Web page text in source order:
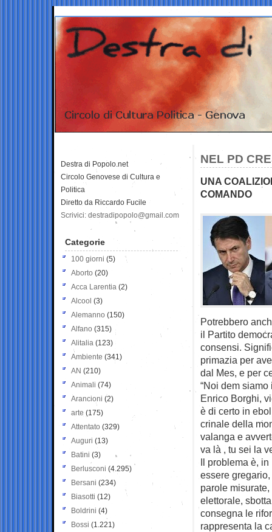
NEL PD
UNA
COMANDO
Potrebbero
il Partito
consensi.
primazia per
dal Mes, e per
“Noi dem
Enrico Borghi,
è di certo in
crinale della
valanga e
va là , tu sei la
Il problema è,
essere
parole
elettorale,
consegna le
rappresenta la
Destra di Popolo.net
Circolo Genovese di Cultura e
Politica
Diretto da Riccardo Fucile
Scrivici: destradipopolo@gmail.com
Categorie
100 giorni (5)
Aborto (20)
Acca Larentia (2)
Alcool (3)
Alemanno (150)
Alfano (315)
Alitalia (123)
Ambiente (341)
AN (210)
Animali (74)
Arancioni (2)
arte (175)
Attentato (329)
Auguri (13)
Batini (3)
Berlusconi (4.295)
Bersani (234)
Biasotti (12)
Boldrini (4)
Bossi (1.221)